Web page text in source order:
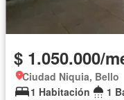
$ 1.050.000/
Ciudad Niquia, Bello
1 Habitación
1